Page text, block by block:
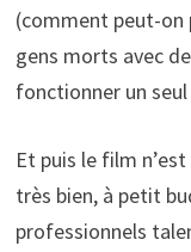
(comment peut-on
gens morts avec
fonctionner un
Et puis le film
très bien, à petit
professionnels